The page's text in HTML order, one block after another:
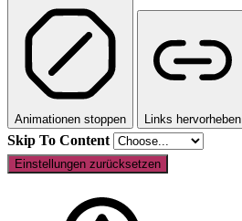
Animationen stoppen Links hervorheben
Skip To Content
Einstellungen zurücksetzen